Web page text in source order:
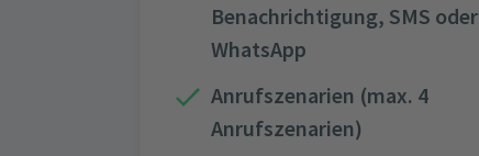
Benachrichtigung, SMS oder
WhatsApp
Anrufszenarien (max. 4
Anrufszenarien)